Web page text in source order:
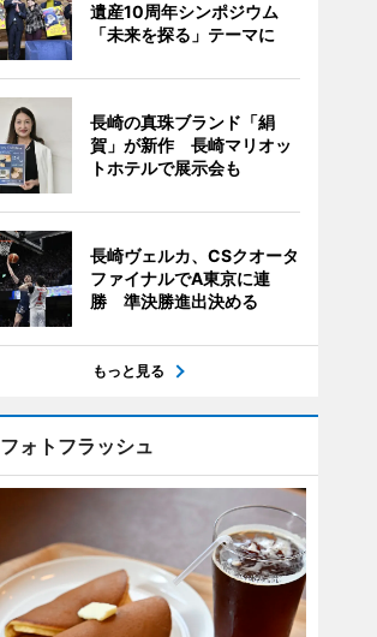
遺産10周年シンポジウム
「未来を探る」テーマに
長崎の真珠ブランド「絹
賀」が新作 長崎マリオッ
トホテルで展示会も
長崎ヴェルカ、CSクオータ
ファイナルでA東京に連
勝 準決勝進出決める
もっと見る
フォトフラッシュ